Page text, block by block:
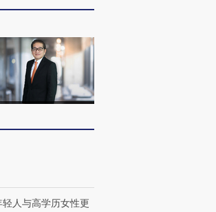
人与高学历女性更